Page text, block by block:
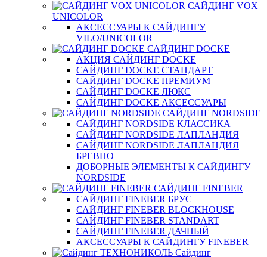
САЙДИНГ VOX
UNICOLOR
АКСЕССУАРЫ К САЙДИНГУ
VILO/UNICOLOR
САЙДИНГ DOCKE
АКЦИЯ САЙДИНГ DOCKE
САЙДИНГ DOCKE СТАНДАРТ
САЙДИНГ DOCKE ПРЕМИУМ
САЙДИНГ DOCKE ЛЮКС
САЙДИНГ DOCKE АКСЕССУАРЫ
САЙДИНГ NORDSIDE
САЙДИНГ NORDSIDE КЛАССИКА
САЙДИНГ NORDSIDE ЛАПЛАНДИЯ
САЙДИНГ NORDSIDE ЛАПЛАНДИЯ
БРЕВНО
ДОБОРНЫЕ ЭЛЕМЕНТЫ К САЙДИНГУ
NORDSIDE
САЙДИНГ FINEBER
САЙДИНГ FINEBER БРУС
САЙДИНГ FINEBER BLOCKHOUSE
САЙДИНГ FINEBER STANDART
САЙДИНГ FINEBER ДАЧНЫЙ
АКСЕССУАРЫ К САЙДИНГУ FINEBER
Сайдинг